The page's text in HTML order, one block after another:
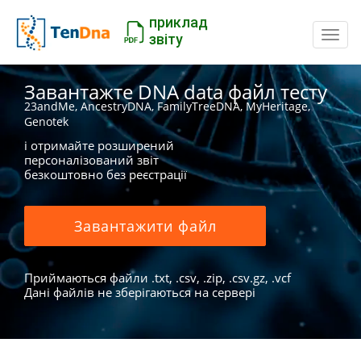
приклад
звіту
Завантажте DNA data файл тесту
23andMe, AncestryDNA, FamilyTreeDNA, MyHeritage,
Genotek
і отримайте розширений
персоналізований звіт
безкоштовно без реєстрації
Завантажити файл
Приймаються файли .txt, .csv, .zip, .csv.gz, .vcf
Дані файлів не зберігаються на сервері